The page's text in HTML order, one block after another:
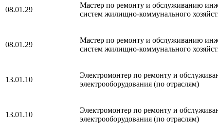
08.01.29
Мастер по ремонту и обслуживанию
систем жилищно-коммунального
08.01.29
Мастер по ремонту и обслуживанию
систем жилищно-коммунального
13.01.10
Электромонтер по ремонту и
электрооборудования (по отраслям)
13.01.10
Электромонтер по ремонту и
электрооборудования (по отраслям)